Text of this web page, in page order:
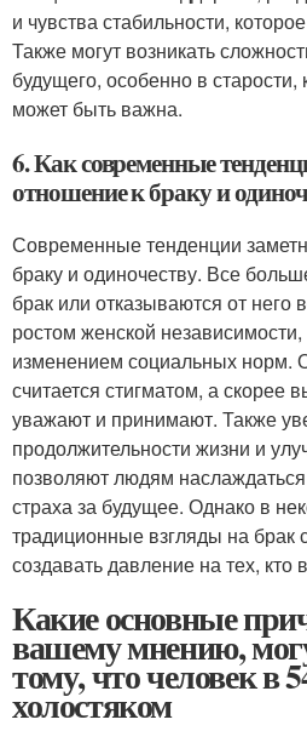
и чувства стабильности,
Также могут возникать
будущего, особенно в
может быть важна.
6. Как современные
отношение к браку и
Современные тенденции
браку и одиночеству. Все
брак или отказываются от него
ростом женской
изменением социальных норм.
считается стигматом, а скорее
уважают и принимают. Также
продолжительности жизни и
позволяют людям
страха за будущее. Однако в
традиционные взгляды на брак
создавать давление на тех, кто
Какие основные
вашему мнению,
тому, что человек в
холостяком